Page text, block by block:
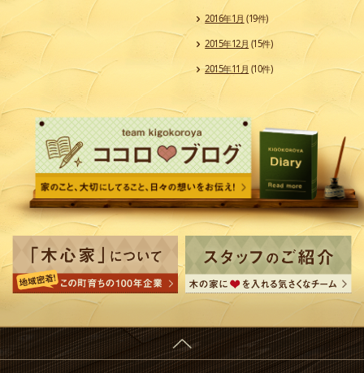
2016年1月 (19件)
2015年12月(15件)
2015年11月 (10件)